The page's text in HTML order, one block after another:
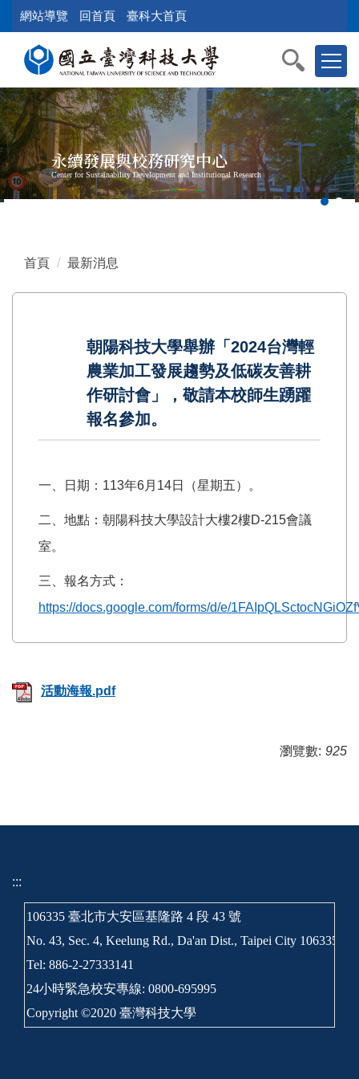
到
內
容
區
塊
網站導覽 回首頁 臺科大首頁
永續發展與校務研究中心
Center for Sustainability Development and Institutional Research
首頁 最新消息
朝陽科技大學舉辦「2024台灣輕
農業加工發展趨勢及低碳友善耕
作研討會」，敬請本校師生踴躍
報名參加。
一、日期：113年6月14日（星期五）。
二、地點：朝陽科技大學設計大樓2樓D-215會議
室。
三、報名方式：
https://docs.google.com/forms/d/e/
活動海報.pdf
瀏覽數: 925
:::
106335 臺北市大安區基隆路 4 段 43 號
No. 43, Sec. 4, Keelung Rd., Da'an Dist., Taipei City 106335,
Tel: 886-2-27333141
24小時緊急校安專線: 0800-695995
Copyright ©2020 臺灣科技大學